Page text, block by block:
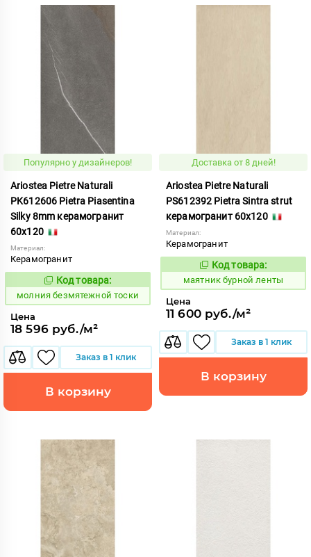
Популярно у дизайнеров!
Ariostea Pietre Naturali
PK612606 Pietra Piasentina
Silky 8mm керамогранит
60x120
Материал:
Керамогранит
1000606
Код товара:
молния безмятежной тоски
Цена
18 596 руб./м²
Заказ в 1 клик
В корзину
Доставка от 8 дней!
Ariostea Pietre Naturali
PS612392 Pietra Sintra strut
керамогранит 60x120
Материал:
Керамогранит
922793
Код товара:
маятник бурной ленты
Цена
11 600 руб./м²
Заказ в 1 клик
В корзину